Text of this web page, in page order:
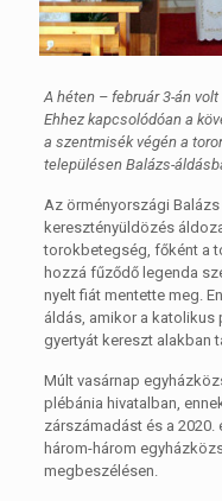
A héten – február 3-án
Ehhez kapcsolódóan a
a szentmisék végén a
településen Balázs-
Az örményországi
keresztényüldözés
torokbetegség, főként a
hozzá fűződő legenda
nyelt fiát mentette meg.
áldás, amikor a katolikus
gyertyát kereszt alakban
Múlt vasárnap
plébánia hivatalban,
zárszámadást és a
három-három
megbeszélésen.